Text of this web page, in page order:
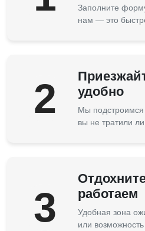
Заполните
нам — это
2
удобно
Мы
вы не тратили
3
работаем
Удобная зона
или